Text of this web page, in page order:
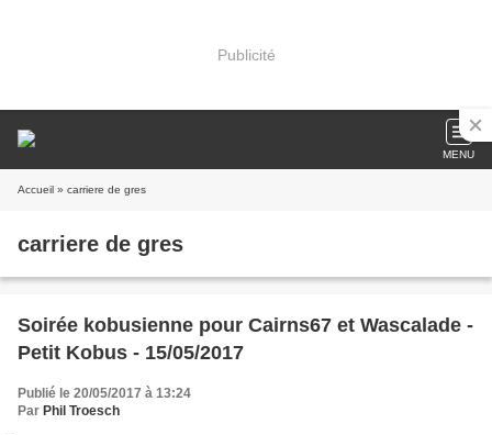
Publicité
MENU
Accueil » carriere de gres
carriere de gres
Soirée kobusienne pour Cairns67 et Wascalade -
Petit Kobus - 15/05/2017
Publié le 20/05/2017 à 13:24
Par Phil Troesch